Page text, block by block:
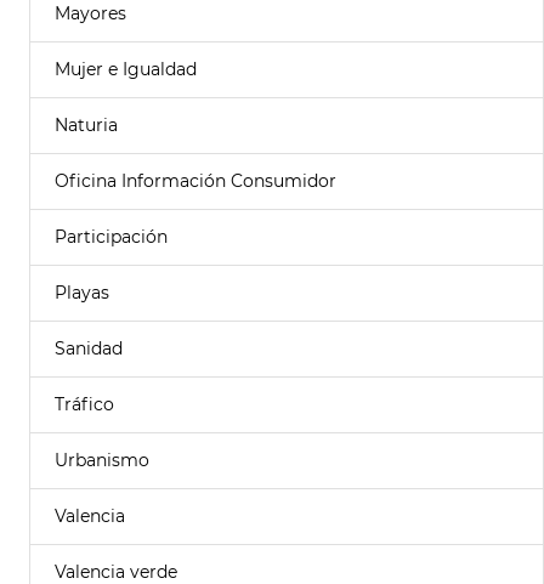
Mayores
Mujer e Igualdad
Naturia
Oficina Información Consumidor
Participación
Playas
Sanidad
Tráfico
Urbanismo
Valencia
Valencia verde